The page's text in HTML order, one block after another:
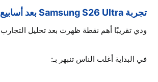
تجربة Samsung S26 Ultra بعد أسابيع من الاستخدام
ودي تقريبًا أهم نقطة ظهرت بعد تحليل التجارب
في البداية أغلب الناس تنبهر بـ: